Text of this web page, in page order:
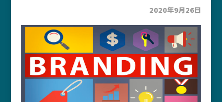
2020年9月26日